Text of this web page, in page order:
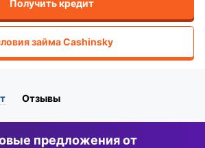
Получить кредит
займаCashinsky
Отзывы
предложения от